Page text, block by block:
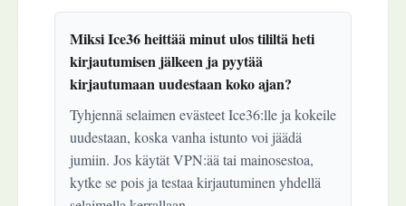
Miksi Ice36 heittää minut ulos tililtä heti
kirjautumisen jälkeen ja pyytää
kirjautumaan uudestaan koko ajan?
Tyhjennä selaimen evästeet Ice36:lle ja kokeile
uudestaan, koska vanha istunto voi jäädä
jumiin. Jos käytät VPN:ää tai mainosestoa,
kytke se pois ja testaa kirjautuminen yhdellä